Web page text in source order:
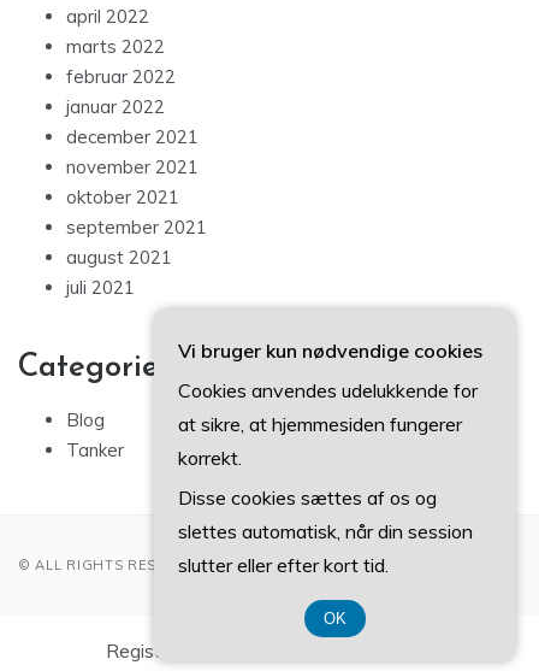
april 2022
marts 2022
februar 2022
januar 2022
december 2021
november 2021
oktober 2021
september 2021
august 2021
juli 2021
Categories
Blog
Tanker
© ALL RIGHTS RESERVED 2022
Registreringsnummer DK 37 40 77 39
Vi bruger kun nødvendige cookies
Cookies anvendes udelukkende for
at sikre, at hjemmesiden fungerer
korrekt.
Disse cookies sættes af os og
slettes automatisk, når din session
slutter eller efter kort tid.
OK